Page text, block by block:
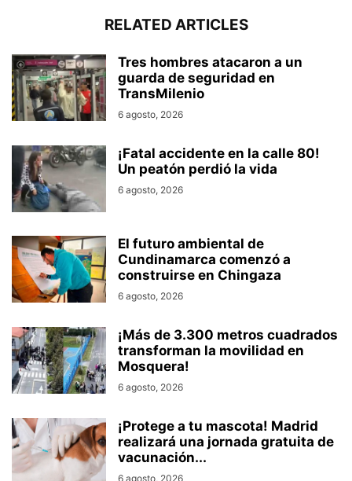
RELATED ARTICLES
Tres hombres atacaron a un
guarda de seguridad en
TransMilenio
6 agosto, 2026
¡Fatal accidente en la calle 80!
Un peatón perdió la vida
6 agosto, 2026
El futuro ambiental de
Cundinamarca comenzó a
construirse en Chingaza
6 agosto, 2026
¡Más de 3.300 metros cuadrados
transforman la movilidad en
Mosquera!
6 agosto, 2026
¡Protege a tu mascota! Madrid
realizará una jornada gratuita de
vacunación...
6 agosto, 2026